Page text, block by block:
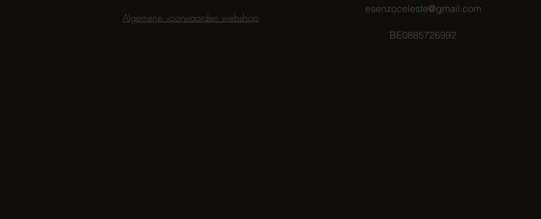
esenzoceleste@gmail.com
BE0885726992
Algemene voorwaarden webshop